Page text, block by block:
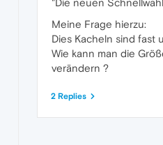
Meine Frage hierzu:
Dies Kacheln sind fast
Wie kann man die
verändern ?
2 Replies